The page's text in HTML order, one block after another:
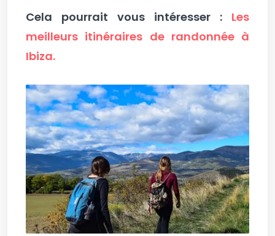
Cela pourrait vous intéresser : Les
meilleurs itinéraires de randonnée à
Ibiza.